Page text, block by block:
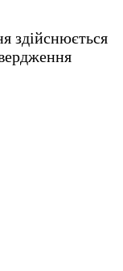
здійснюється